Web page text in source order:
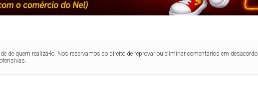
de quem realizá-lo. Nos reservamos ao direito de reprovar ou eliminar comentários em desacordo